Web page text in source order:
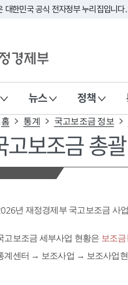
대한민국 공식 전자정부 누리집입니다.
부
뉴스 정책
홈 통계 국고보조금 정보
고보조금 총
년 재정경제부 국고보조금 사
고보조금 세부사업 현황은 보조
계센터 → 보조사업 → 보조사업